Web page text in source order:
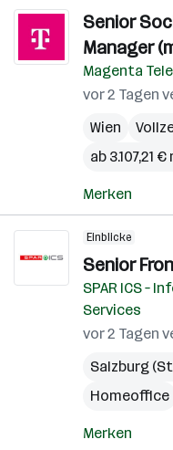
Senior
Manager
Magenta
vor 2 Tagen
Wien
ab 3.107,21
Merken
Einblicke
Senior
SPAR ICS –
Services
vor 2 Tagen
Salzburg
Homeoffice
Merken